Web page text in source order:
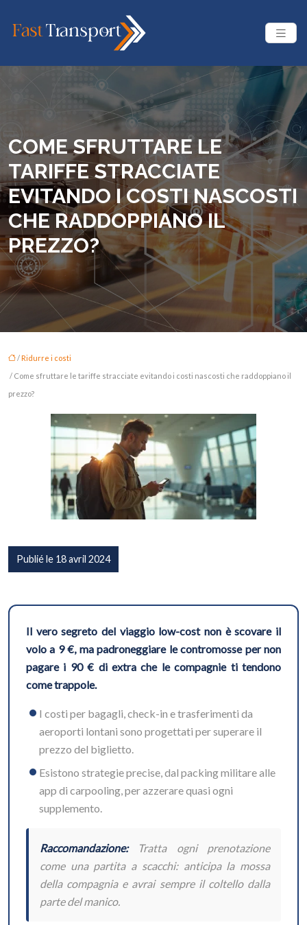
COME SFRUTTARE LE
TARIFFE STRACCIATE
EVITANDO I COSTI NASCOSTI
CHE RADDOPPIANO IL
PREZZO?
/ Ridurre i costi
/ Come sfruttare le tariffe stracciate evitando i costi nascosti che raddoppiano il
prezzo?
Publié le 18 avril 2024
Il vero segreto del viaggio low-cost non è scovare il
volo a 9 €, ma padroneggiare le contromosse per non
pagare i 90 € di extra che le compagnie ti tendono
come trappole.
I costi per bagagli, check-in e trasferimenti da
aeroporti lontani sono progettati per superare il
prezzo del biglietto.
Esistono strategie precise, dal packing militare alle
app di carpooling, per azzerare quasi ogni
supplemento.
Raccomandazione:Tratta ogni prenotazione
come una partita a scacchi: anticipa la mossa
della compagnia e avrai sempre il coltello dalla
parte del manico.